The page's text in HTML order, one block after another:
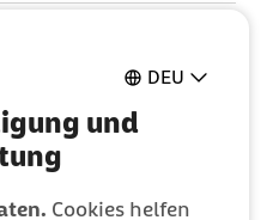
DEU
und
Cookies helfen